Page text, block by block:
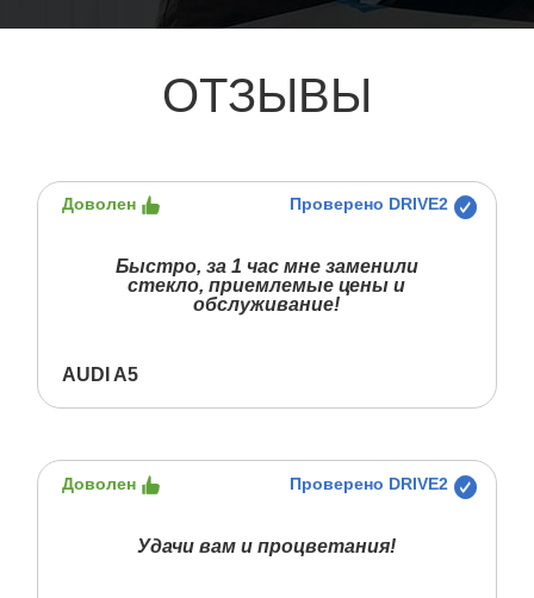
ОТЗЫВЫ
Доволен Проверено DRIVE2
Быстро, за 1 час мне заменили
стекло, приемлемые цены и
обслуживание!
AUDI A5
Доволен Проверено DRIVE2
Удачи вам и процветания!